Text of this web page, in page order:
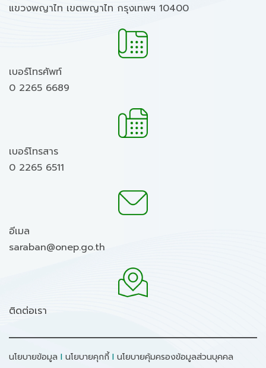
แขวงพญาไท เขตพญาไท กรุงเทพฯ 10400
เบอร์โทรศัพท์
0 2265 6689
เบอร์โทรสาร
0 2265 6511
อีเมล
saraban@onep.go.th
ติดต่อเรา
นโยบายข้อมูล I นโยบายคุกกี้I นโยบายคุ้มครองข้อมูลส่วนบุคคล